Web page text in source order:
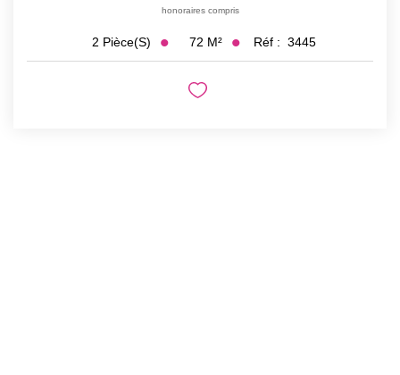
honoraires compris
2 Pièce(s) 72 M² Réf : 3445